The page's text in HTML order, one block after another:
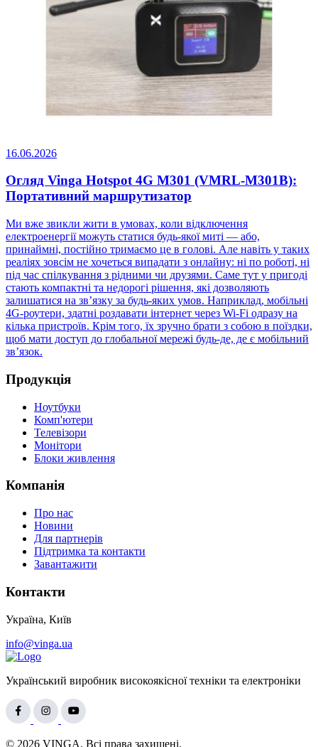
16.06.2026
Огляд Vinga Hotspot 4G M301 (VMRL-M301B):
Портативний маршрутизатор
Ми вже звикли жити в умовах, коли відключення
електроенергії можуть статися будь-якої миті — або,
принаймні, постійно тримаємо це в голові. Але навіть у таких
реаліях зовсім не хочеться випадати з онлайну: ні по роботі, ні
під час спілкування з рідними чи друзями. Саме тут у пригоді
стають компактні та недорогі рішення, які дозволяють
залишатися на зв’язку за будь-яких умов. Наприклад, мобільні
4G-роутери, здатні роздавати інтернет через Wi-Fi одразу на
кілька пристроїв. Крім того, їх зручно брати з собою в поїздки,
щоб мати доступ до глобальної мережі будь-де, де є мобільний
зв’язок.
Продукція
Ноутбуки
Комп'ютери
Телевізори
Монітори
Блоки живлення
Компанія
Про нас
Новини
Для партнерів
Підтримка та контакти
Завантажити
Контакти
Україна, Київ
info@vinga.ua
Український виробник високоякісної техніки та електроніки
© 2026 VINGA. Всі права захищені.